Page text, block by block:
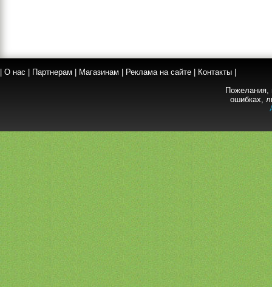
О нас Партнерам Магазинам Реклама на сайте Контакты
Пожелания,
ошибках,